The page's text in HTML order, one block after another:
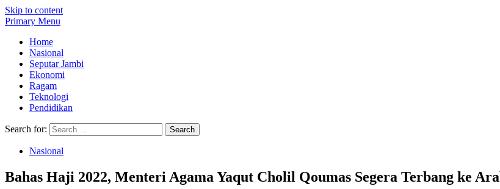
Skip to content
Primary Menu
Home
Nasional
Seputar Jambi
Ekonomi
Ragam
Teknologi
Pendidikan
Search for:
Nasional
Bahas Haji 2022, Menteri Agama Yaqut Cholil Qoumas Segera Terbang ke